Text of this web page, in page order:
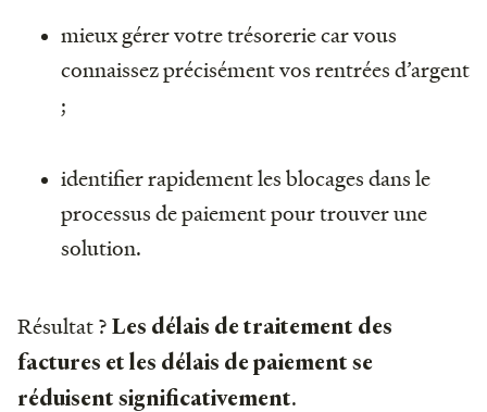
mieux gérer votre trésorerie car vous
connaissez précisément vos rentrées d’argent
;
identifier rapidement les blocages dans le
processus de paiement pour trouver une
solution.
Résultat ? Les délais de traitement des
factures et les délais de paiement se
réduisent significativement.